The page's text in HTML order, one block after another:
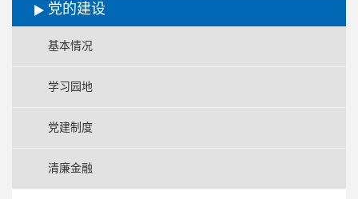
党的建设
基本情况
学习园地
党建制度
清廉金融